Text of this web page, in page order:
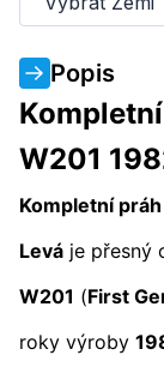
Popis
W201
Kompletní
Levá je přesný
W201 (First
roky výroby